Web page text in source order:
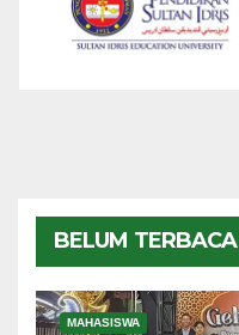
BELUM TERBACA
MAHASISWA